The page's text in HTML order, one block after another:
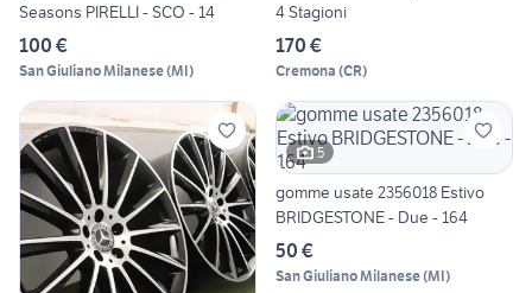
Seasons PIRELLI - SCO - 14
100 €
San Giuliano Milanese(MI)
4 Stagioni
170 €
Cremona (CR)
5
gomme usate 2356018 Estivo
BRIDGESTONE - Due - 164
50 €
San Giuliano Milanese(MI)